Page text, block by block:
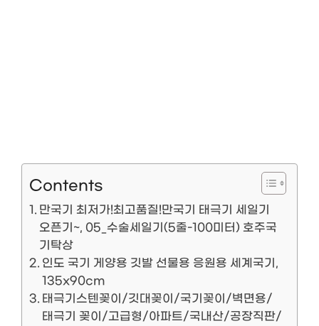
Contents
만국기 최저가!최고품질!만국기 태극기 세일기
오픈기~, 05_수술세일기(5줄-100미터) 호주국
기탁상
인도 국기 게양용 깃발 선물용 응원용 세계국기,
135x90cm
태극기스텐꽂이/깃대꽂이/국기꽂이/벽면용/
태극기 꽂이/고급형/아파트/국내산/공장직판/